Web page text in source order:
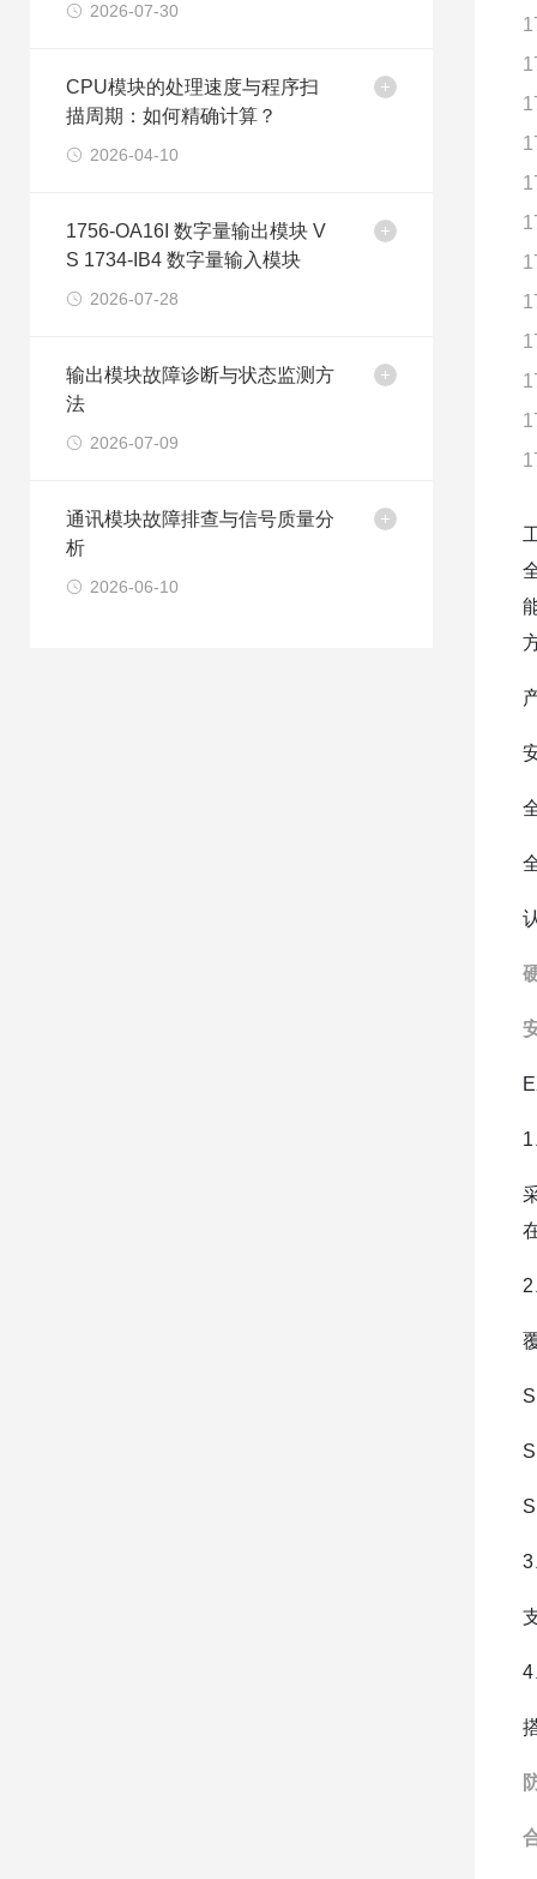
2026-07-30
CPU模块的处理速度与程序扫
描周期：如何精确计算？
2026-04-10
1756-OA16I 数字量输出模块 V
S 1734-IB4 数字量输入模块
2026-07-28
输出模块故障诊断与状态监测方
法
2026-07-09
通讯模块故障排查与信号质量分
析
2026-06-10
3
4